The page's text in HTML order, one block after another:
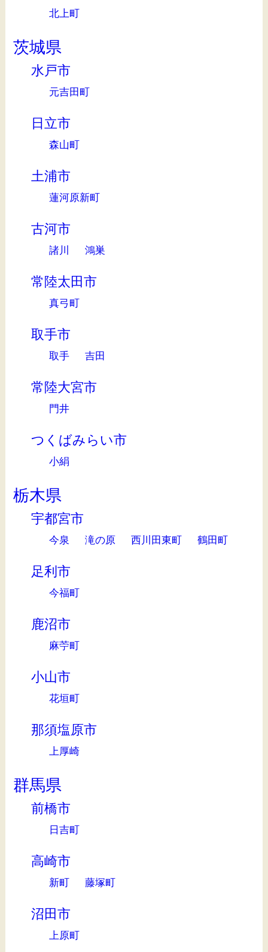
北上町
茨城県
水戸市
元吉田町
日立市
森山町
土浦市
蓮河原新町
古河市
諸川 鴻巣
常陸太田市
真弓町
取手市
取手 吉田
常陸大宮市
門井
つくばみらい市
小絹
栃木県
宇都宮市
今泉 滝の原 西川田東町 鶴田町
足利市
今福町
鹿沼市
麻苧町
小山市
花垣町
那須塩原市
上厚崎
群馬県
前橋市
日吉町
高崎市
新町 藤塚町
沼田市
上原町